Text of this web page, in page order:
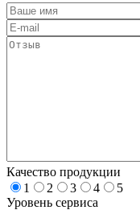
Качество продукции
1
2 3 4
5
Уровень сервиса